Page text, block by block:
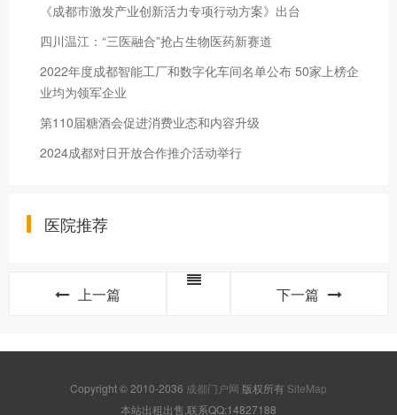
《成都市激发产业创新活力专项行动方案》出台
四川温江：“三医融合”抢占生物医药新赛道
2022年度成都智能工厂和数字化车间名单公布 50家上榜企
业均为领军企业
第110届糖酒会促进消费业态和内容升级
2024成都对日开放合作推介活动举行
医院推荐
上一篇 下一篇
Copyright © 2010-2036 成都门户网 版权所有 SiteMap
本站出租出售,联系QQ:14827188